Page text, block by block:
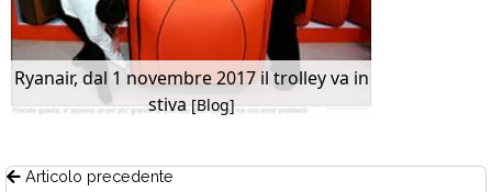
Ryanair, dal 1 novembre 2017 il trolley va in
stiva[Blog]
Articolo precedente